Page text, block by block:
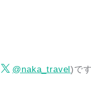
@naka_travel)で